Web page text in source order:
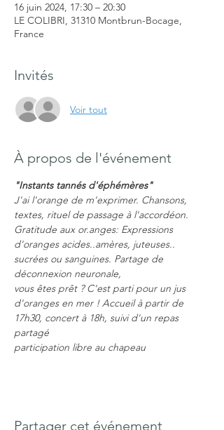
16 juin 2024, 17:30 – 20:30
LE COLIBRI, 31310 Montbrun-Bocage,
France
Invités
Voir tout
À propos de l'événement
"Instants tannés d'éphémères"
J'ai l'orange de m'exprimer. Chansons,
textes, rituel de passage à l'accordéon.
Gratitude aux or.anges: Expressions
d'oranges acides..amères, juteuses..
sucrées ou sanguines. Partage de
déconnexion neuronale,
vous êtes prêt ? C'est parti pour un jus
d'oranges en mer ! Accueil à partir de
17h30, concert à 18h, suivi d'un repas
partagé
participation libre au chapeau
Partager cet événement